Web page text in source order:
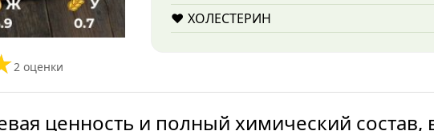
2 оценки
❤️ ХОЛЕСТЕРИН
ценность и полный химический